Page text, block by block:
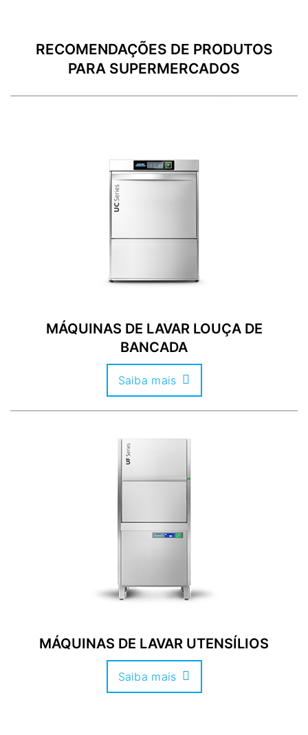
RECOMENDAÇÕES DE PRODUTOS
PARA SUPERMERCADOS
MÁQUINAS DE LAVAR LOUÇA DE
BANCADA
Saiba mais
MÁQUINAS DE LAVAR UTENSÍLIOS
Saiba mais